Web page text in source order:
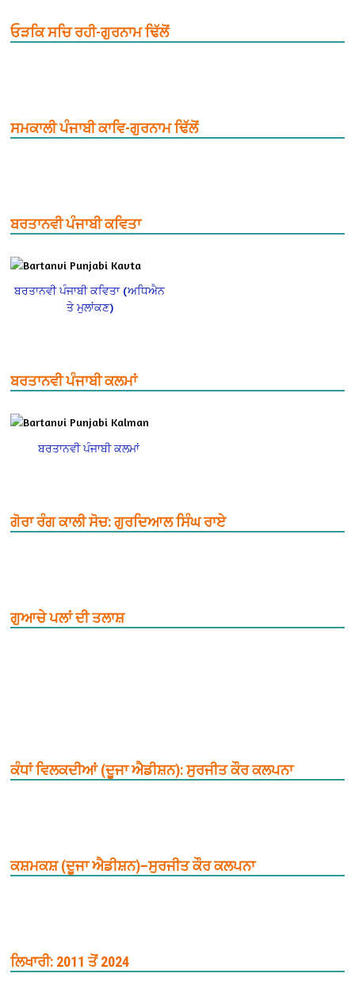
ਓੜਕਿ ਸਚਿ ਰਹੀ-ਗੁਰਨਾਮ ਢਿੱਲੋਂ
ਸਮਕਾਲੀ ਪੰਜਾਬੀ ਕਾਵਿ-ਗੁਰਨਾਮ ਢਿੱਲੋਂ
ਬਰਤਾਨਵੀ ਪੰਜਾਬੀ ਕਵਿਤਾ
ਬਰਤਾਨਵੀ ਪੰਜਾਬੀ ਕਵਿਤਾ (ਅਧਿਐਨ
ਤੇ ਮੁਲਾਂਕਣ)
ਬਰਤਾਨਵੀ ਪੰਜਾਬੀ ਕਲਮਾਂ
ਬਰਤਾਨਵੀ ਪੰਜਾਬੀ ਕਲਮਾਂ
ਗੋਰਾ ਰੰਗ ਕਾਲੀ ਸੋਚ: ਗੁਰਦਿਆਲ ਸਿੰਘ ਰਾਏ
ਗੁਆਚੇ ਪਲਾਂ ਦੀ ਤਲਾਸ਼
ਕੰਧਾਂ ਵਿਲਕਦੀਆਂ (ਦੂਜਾ ਐਡੀਸ਼ਨ): ਸੁਰਜੀਤ ਕੌਰ ਕਲਪਨਾ
ਕਸ਼ਮਕਸ਼ (ਦੂਜਾ ਐਡੀਸ਼ਨ)–ਸੁਰਜੀਤ ਕੌਰ ਕਲਪਨਾ
ਲਿਖਾਰੀ: 2011 ਤੋਂ 2024